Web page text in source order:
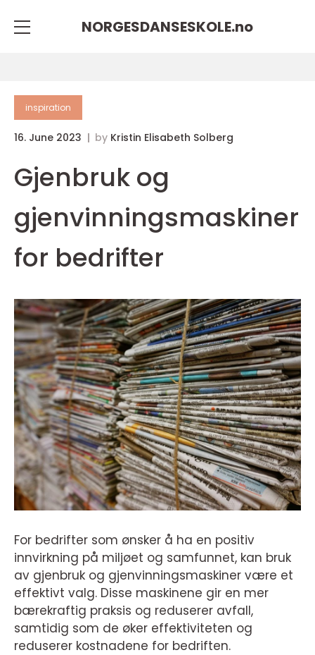
NORGESDANSESKOLE.no
inspiration
16. June 2023 by Kristin Elisabeth Solberg
Gjenbruk og
gjenvinningsmaskiner
for bedrifter
For bedrifter som ønsker å ha en positiv
innvirkning på miljøet og samfunnet, kan bruk
av gjenbruk og gjenvinningsmaskiner være et
effektivt valg. Disse maskinene gir en mer
bærekraftig praksis og reduserer avfall,
samtidig som de øker effektiviteten og
reduserer kostnadene for bedriften.